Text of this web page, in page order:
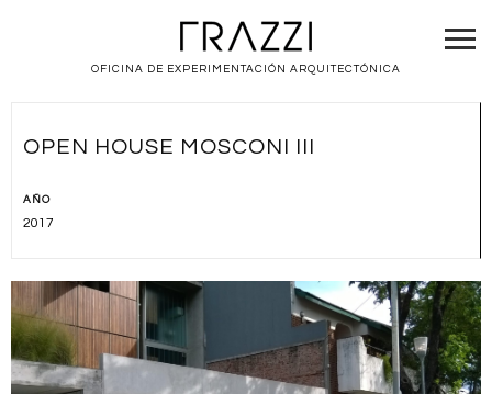
OFICINA DE EXPERIMENTACIÓN ARQUITECTÓNICA
OPEN HOUSE MOSCONI III
AÑO
2017